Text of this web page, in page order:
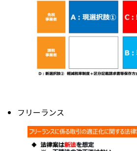
フリーランス